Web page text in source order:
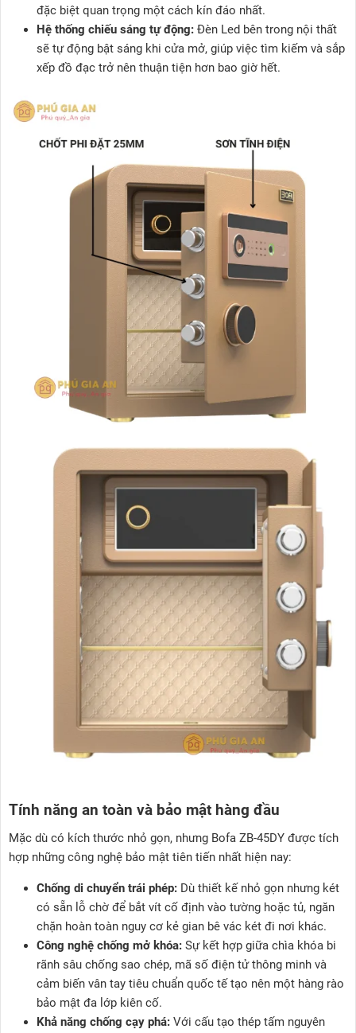
đặc biệt quan trọng một cách kín đáo nhất.
Hệ thống chiếu sáng tự động: Đèn Led bên trong nội thất
sẽ tự động bật sáng khi cửa mở, giúp việc tìm kiếm và sắp
xếp đồ đạc trở nên thuận tiện hơn bao giờ hết.
Tính năng an toàn và bảo mật hàng đầu
Mặc dù có kích thước nhỏ gọn, nhưng Bofa ZB-45DY được tích
hợp những công nghệ bảo mật tiên tiến nhất hiện nay:
Chống di chuyển trái phép: Dù thiết kế nhỏ gọn nhưng két
có sẵn lỗ chờ để bắt vít cố định vào tường hoặc tủ, ngăn
chặn hoàn toàn nguy cơ kẻ gian bê vác két đi nơi khác.
Công nghệ chống mở khóa: Sự kết hợp giữa chìa khóa bi
rãnh sâu chống sao chép, mã số điện tử thông minh và
cảm biến vân tay tiêu chuẩn quốc tế tạo nên một hàng rào
bảo mật đa lớp kiên cố.
Khả năng chống cạy phá: Với cấu tạo thép tấm nguyên